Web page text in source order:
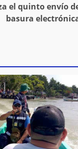
el quinto envío
basura